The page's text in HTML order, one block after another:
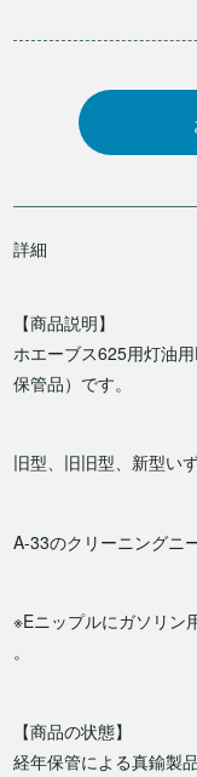
詳細
【商品説明】
ホエーブス625用灯油
保管品）です。
旧型、旧旧型、新型い
A-33のクリーニングニ
※Eニップルにガソリン
。
【商品の状態】
経年保管による真鍮製